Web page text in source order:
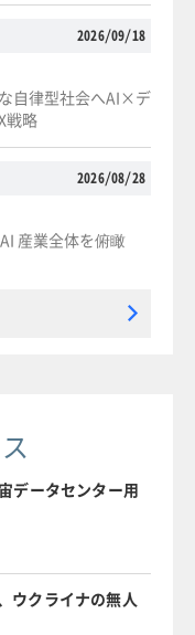
2026/09/18
自律型社会へAI×デ
戦略
2026/08/28
産業全体を俯瞰
データセンター用
ウクライナの無人